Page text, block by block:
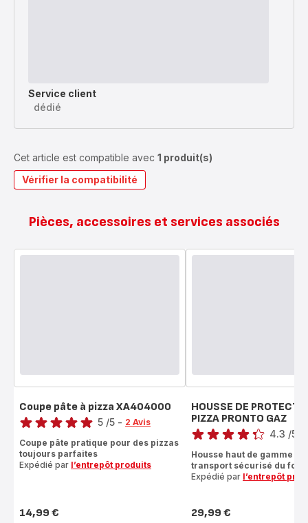
Service client
dédié
Cet article est compatible avec 1 produit(s)
Vérifier la compatibilité
Pièces, accessoires et services associés
Coupe pâte à pizza XA404000
Note
5
étoiles
5 /5 - 2 Avis
Coupe pâte pratique pour des pizzas
toujours parfaites
Expédié par l’entrepôt produits
Prix
14,99 €
HOUSSE DE
PIZZA PRONTO GAZ
Note
4.3 /5
Housse haut de gamme
transport sécurisé du four
Expédié par l’entrepôt
Prix
29,99 €